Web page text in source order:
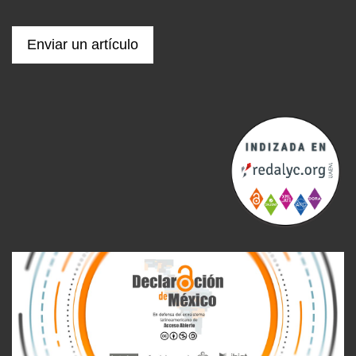
Enviar un artículo